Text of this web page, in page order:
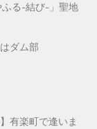
る-結び-」聖地
ダム部
有楽町で逢いま